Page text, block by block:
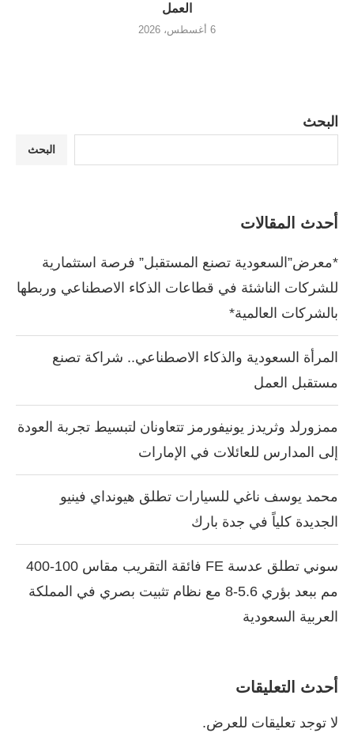
العمل
6 أغسطس، 2026
البحث
البحث
أحدث المقالات
*معرض”السعودية تصنع المستقبل” فرصة استثمارية
للشركات الناشئة في قطاعات الذكاء الاصطناعي وربطها
بالشركات العالمية*
المرأة السعودية والذكاء الاصطناعي.. شراكة تصنع
مستقبل العمل
ممزورلد وثريدز يونيفورمز تتعاونان لتبسيط تجربة العودة
إلى المدارس للعائلات في الإمارات
محمد يوسف ناغي للسيارات تطلق هيونداي فينيو
الجديدة كلياً في جدة بارك
سوني تطلق عدسة FE فائقة التقريب مقاس 100-400
مم ببعد بؤري 5.6-8 مع نظام تثبيت بصري في المملكة
العربية السعودية
أحدث التعليقات
لا توجد تعليقات للعرض.